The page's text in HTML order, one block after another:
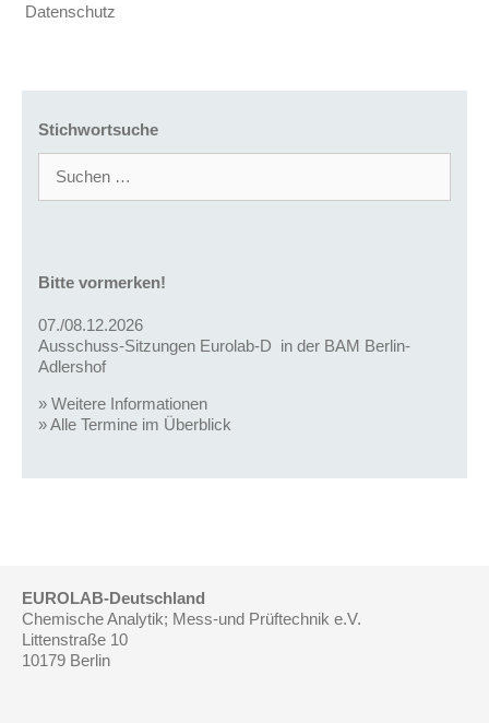
Datenschutz
Stichwortsuche
nach:
Bitte vormerken!
07./08.12.2026
Ausschuss-Sitzungen Eurolab-D in der BAM Berlin-
Adlershof
» Weitere Informationen
»Alle Termine im Überblick
EUROLAB-Deutschland
Chemische Analytik; Mess-und Prüftechnik e.V.
Littenstraße 10
10179 Berlin